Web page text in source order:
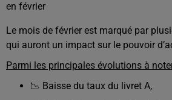
en février
Le mois de février est marqué par
qui auront un impact sur le pouvoir
Parmi les principales évolutions à
📉 Baisse du taux du livret A,